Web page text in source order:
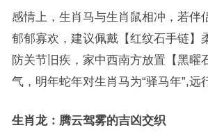
感情上，生肖马与生肖鼠相冲，若伴
郁郁寡欢，建议佩戴【红纹石手链】
防关节旧疾，家中西南方放置【黑曜
气，明年蛇年对生肖马为“驿马年”,远
生肖龙：腾云驾雾的吉凶交织